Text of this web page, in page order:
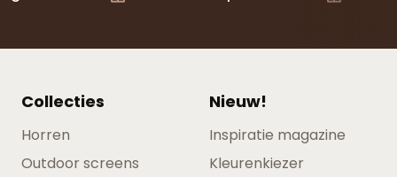
Collecties
Horren
Outdoor screens
Nieuw!
Inspiratie magazine
Kleurenkiezer